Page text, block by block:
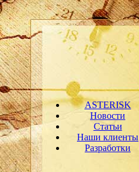
ASTERISK
Новости
Статьи
Наши клиенты
Разработки